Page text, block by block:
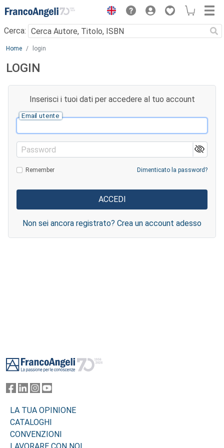
Menu
Cerca:
Main content
Home login
LOGIN
Inserisci i tuoi dati per accedere al tuo account
Email utente
Password
Remember Dimenticato la password?
Non sei ancora registrato? Crea un account adesso
LA TUA OPINIONE
CATALOGHI
CONVENZIONI